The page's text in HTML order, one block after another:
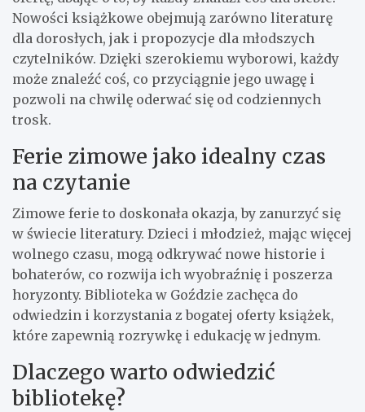
Nowości książkowe obejmują zarówno literaturę
dla dorosłych, jak i propozycje dla młodszych
czytelników. Dzięki szerokiemu wyborowi, każdy
może znaleźć coś, co przyciągnie jego uwagę i
pozwoli na chwilę oderwać się od codziennych
trosk.
Ferie zimowe jako idealny czas
na czytanie
Zimowe ferie to doskonała okazja, by zanurzyć się
w świecie literatury. Dzieci i młodzież, mając więcej
wolnego czasu, mogą odkrywać nowe historie i
bohaterów, co rozwija ich wyobraźnię i poszerza
horyzonty. Biblioteka w Goździe zachęca do
odwiedzin i korzystania z bogatej oferty książek,
które zapewnią rozrywkę i edukację w jednym.
Dlaczego warto odwiedzić
bibliotekę?